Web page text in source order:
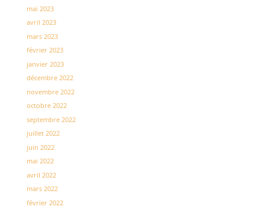
mai 2023
avril 2023
mars 2023
février 2023
janvier 2023
décembre 2022
novembre 2022
octobre 2022
septembre 2022
juillet 2022
juin 2022
mai 2022
avril 2022
mars 2022
février 2022